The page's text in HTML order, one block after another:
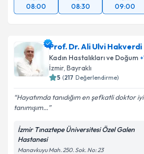
08:00 08:30 09:00
Prof. Dr. Ali Ulvi Hakverdi
Kadın Hastalıkları ve Doğum +
İzmir, Bayraklı
5 (217 Değerlendirme)
Hayatımda tanıdığım en şefkatli doktor
tanımışım…
İzmir Tınaztepe Üniversitesi Özel Galen
Hastanesi
Manavkuyu Mah. 250. Sok. No: 23